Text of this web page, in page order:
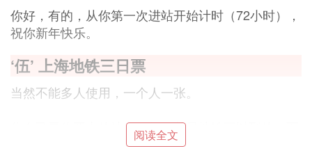
你好，有的，从你第一次进站开始计时（72小时），
祝你新年快乐。
‘伍’ 上海地铁三日票
当然不能多人使用，一个人一张。
你自己看你要去的地方，如果都是地铁可以到的，而
且每天需要乘坐地铁次数在3次以上，那建议可以买
阅读全文